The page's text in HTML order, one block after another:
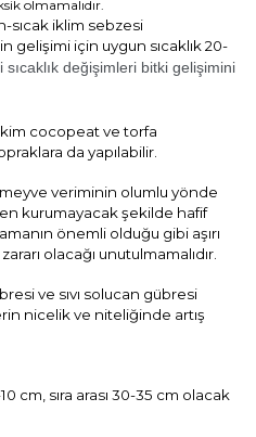
olmamalıdır.
sıcak iklim sebzesi
gelişimi için uygun sıcaklık 20-
sıcaklık değişimleri bitki gelişimini
cocopeat ve torfa
da yapılabilir.
veriminin olumlu yönde
kurumayacak şekilde hafif
önemli olduğu gibi aşırı
olacağı unutulmamalıdır.
ve sıvı solucan gübresi
nicelik ve niteliğinde artış
cm, sıra arası 30-35 cm olacak